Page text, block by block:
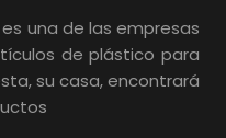
es una de las empresas
de plástico para
su casa, encontrará